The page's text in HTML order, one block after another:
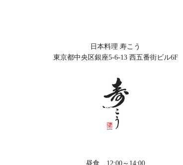
日本料理 寿こう
東京都中央区銀座5-6-13 西五番街ビル6F
昼食 12:00～14:00